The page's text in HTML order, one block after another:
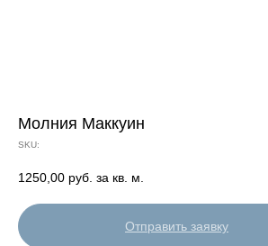
Молния Маккуин
SKU:
1250,00 руб. за кв. м.
Отправить заявку